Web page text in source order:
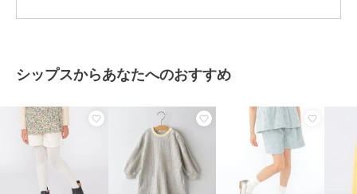
特徴
パンツ
ル/ ミッドライズ/ショート・
ミニ丈
カジュアル
その他パンツ
綿・コットン素材
麻・リネン/
ポリエステル素材
フリ
ル/ミッドライズ
ミニ丈
カジュアル
シップスからあなたへのおすすめ